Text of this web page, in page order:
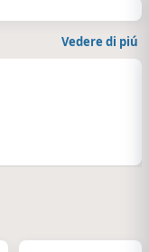
Vedere di piú